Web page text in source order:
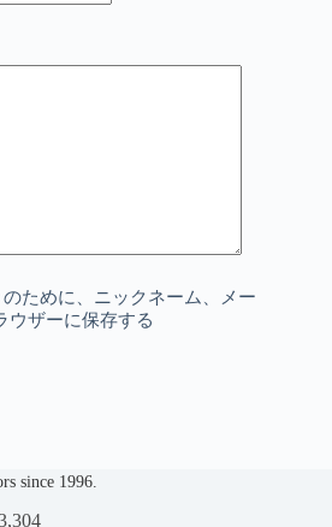
ために、ニックネーム、メー
ウザーに保存する
since 1996.